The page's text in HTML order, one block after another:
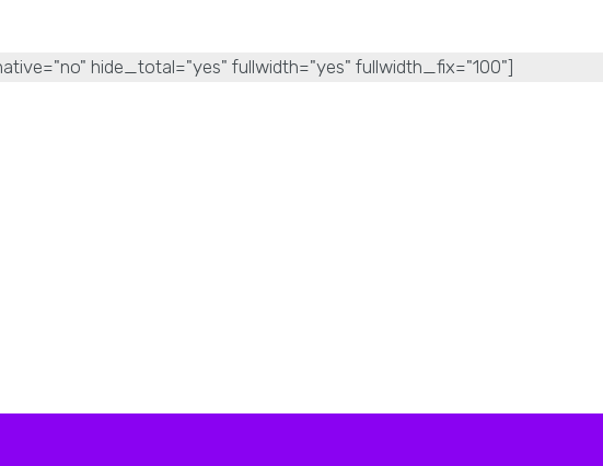
hide_total="yes" fullwidth="yes" fullwidth_fix="100"]